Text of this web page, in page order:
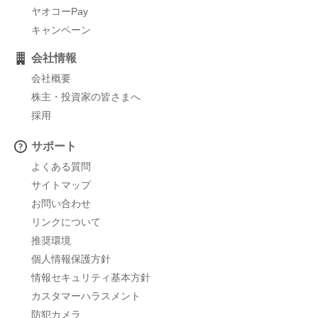
ヤオコーPay
キャンペーン
会社情報
会社概要
株主・投資家の皆さまへ
採用
サポート
よくある質問
サイトマップ
お問い合わせ
リンクについて
推奨環境
個人情報保護方針
情報セキュリティ基本方針
カスタマーハラスメント
防犯カメラ